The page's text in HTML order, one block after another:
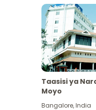
Taasisi ya
Moyo
Bangalore,India